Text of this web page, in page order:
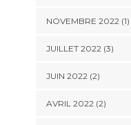
NOVEMBRE 2022(1)
JUILLET 2022(3)
JUIN 2022(2)
AVRIL 2022(2)